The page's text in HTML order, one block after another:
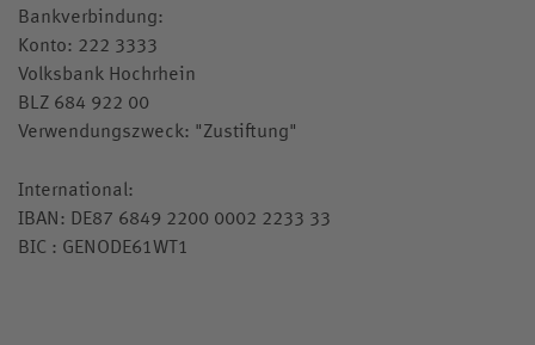
Bankverbindung:
Konto: 222 3333
Volksbank Hochrhein
BLZ 684 922 00
Verwendungszweck: "Zustiftung"
International:
IBAN: DE87 6849 2200 0002 2233 33
BIC : GENODE61WT1